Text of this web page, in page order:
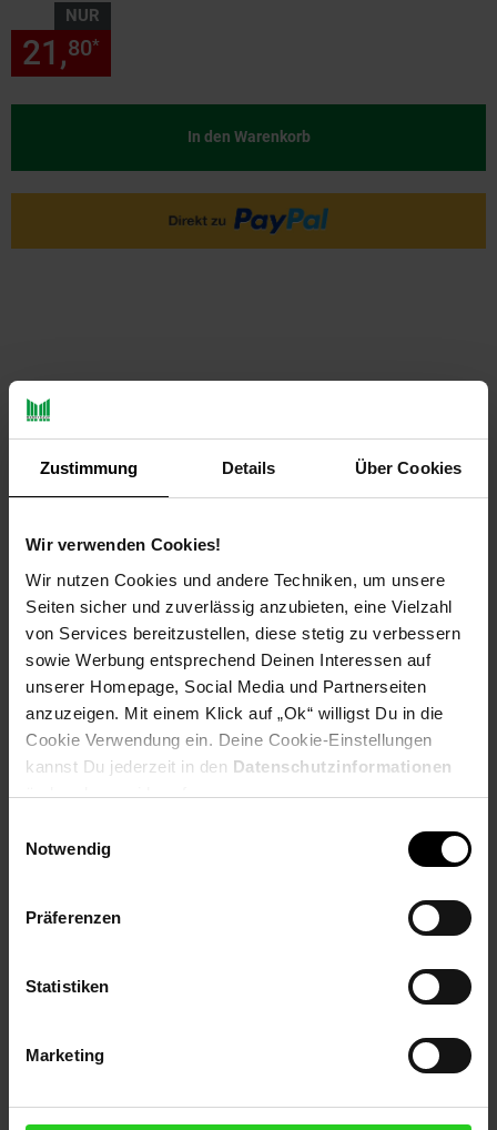
Zustimmung Details Über Cookies
Wir verwenden Cookies!
Wir nutzen Cookies und andere Techniken, um unsere
Seiten sicher und zuverlässig anzubieten, eine Vielzahl
von Services bereitzustellen, diese stetig zu verbessern
sowie Werbung entsprechend Deinen Interessen auf
unserer Homepage, Social Media und Partnerseiten
anzuzeigen. Mit einem Klick auf „Ok“ willigst Du in die
Cookie Verwendung ein. Deine Cookie-Einstellungen
kannst Du jederzeit in den Datenschutzinformationen
ändern bzw. widerrufen.
Notwendig
Präferenzen
Statistiken
Marketing
NUR
21,80*
In den Warenkorb
PAYBACK
Produktbeschreibung
BAMATOVerlängerung für Erdbohrer passend für die
Erdbohrgeräte (z.B. Bamato EBO-80)
300 mm Länge
Höhe der Verpackung: 50 mm
Versandgewicht: 0,79 kg
Artikelnummer: 2696832000
Artikel gehört zur Kategorie:Bohrmaschinen